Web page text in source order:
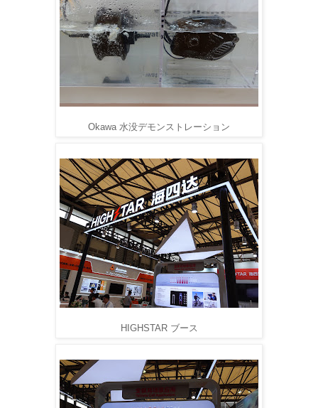
Okawa 水没デモンストレーション
HIGHSTAR ブース